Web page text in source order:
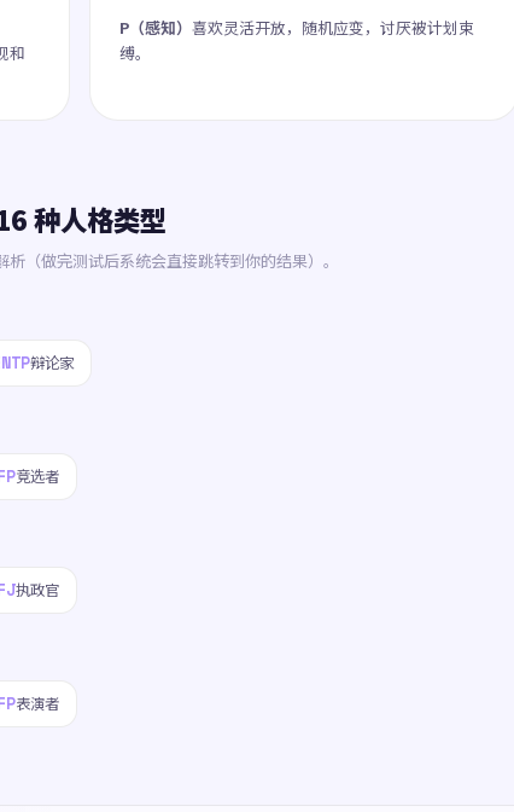
和
P（感知） 喜欢灵活开放，随机应变，讨厌被计划束
缚。
种人格类型
（做完测试后系统会直接跳转到你的结果）。
辩论家
竞选者
执政官
表演者